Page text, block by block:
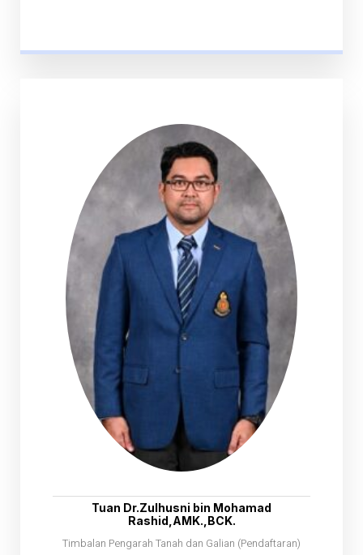
Tuan Dr.Zulhusni bin Mohamad
Rashid,AMK.,BCK.
Timbalan Pengarah Tanah dan Galian (Pendaftaran)